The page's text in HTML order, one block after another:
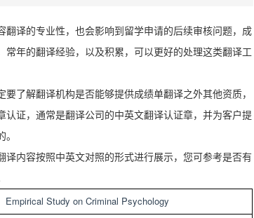
译的专业性，也会影响到留学申请的后续审核问题，成
年的翻译经验，以及积累，可以更好的处理这类翻译工
了解翻译机构是否能够提供成绩单翻译之外其他资质，
证，通常是翻译公司的中英文翻译认证章，并为客户提
译内容按照中英文对照的形式进行展示，您可参考是否有
Empirical Study on Criminal Psychology